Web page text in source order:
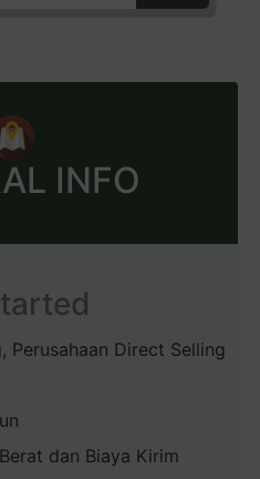
INFO
Perusahaan Direct Selling
dan Biaya Kirim